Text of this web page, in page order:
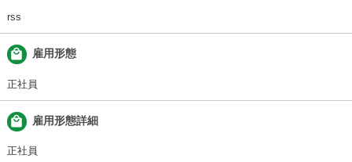
rss
local_mall 雇用形態
正社員
local_mall 雇用形態詳細
正社員